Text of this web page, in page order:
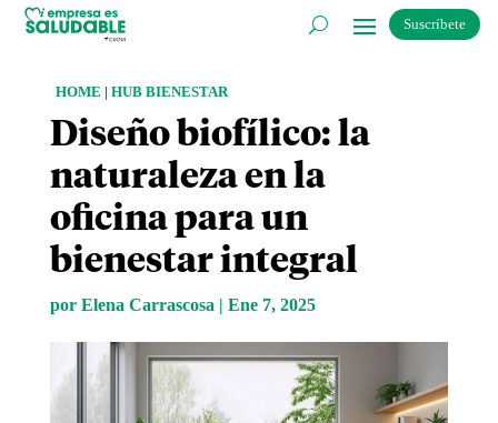
Suscríbete
HOME HUB BIENESTAR
Diseño biofílico: la
naturaleza en la
oficina para un
bienestar integral
por Elena Carrascosa | Ene 7, 2025